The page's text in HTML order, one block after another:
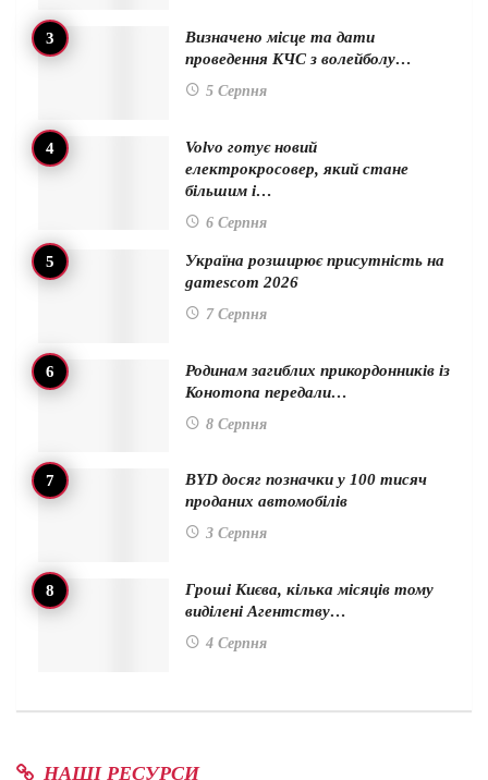
Визначено місце та дати
проведення КЧС з волейболу…
5 Серпня
Volvo готує новий
електрокросовер, який стане
більшим і…
6 Серпня
Україна розширює присутність на
gamescom 2026
7 Серпня
Родинам загиблих прикордонників із
Конотопа передали…
8 Серпня
BYD досяг позначки у 100 тисяч
проданих автомобілів
3 Серпня
Гроші Києва, кілька місяців тому
виділені Агентству…
4 Серпня
НАШІ РЕСУРСИ